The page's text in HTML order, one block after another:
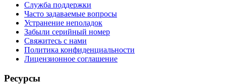
Служба поддержки
Часто задаваемые вопросы
Устранение неполадок
Забыли серийный номер
Свяжитесь с нами
Политика конфиденциальности
Лицензионное соглашение
Ресурсы